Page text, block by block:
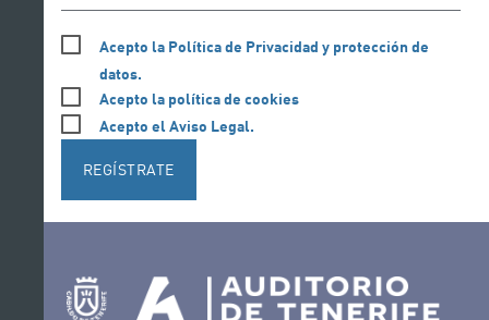
Acepto la Política de Privacidad y protección de
datos.
Acepto la política de cookies
Acepto el Aviso Legal.
REGÍSTRATE